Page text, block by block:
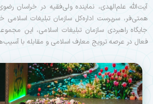
آیت‌الله علم‌الهدی، نماینده ولی‌فقیه در خراسان
همتی‌فر، سرپرست اداره‌کل سازمان تبلیغات اسلامی
جایگاه راهبردی سازمان تبلیغات اسلامی، این
فعال در عرصه ترویج معارف اسلامی و مقابله با